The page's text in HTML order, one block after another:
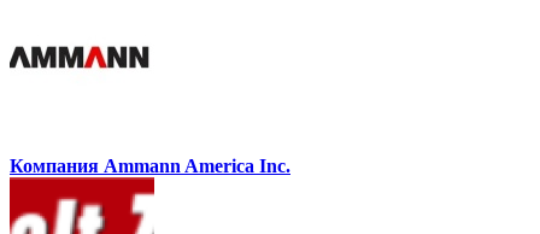
Компания Ammann America Inc.